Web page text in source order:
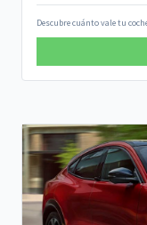
Descubre cuánto vale tu